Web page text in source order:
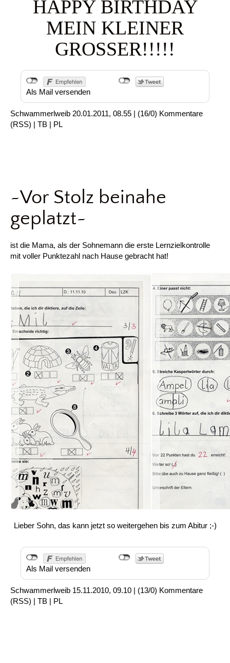
HAPPY BIRTHDAY
MEIN KLEINER
GROSSER!!!!!
Als Mail versenden
Schwammerlweib 20.01.2011, 08.55 | (16/0) Kommentare
(RSS) | TB | PL
~Vor Stolz beinahe
geplatzt~
ist die Mama, als der Sohnemann die erste Lernzielkontrolle
mit voller Punktezahl nach Hause gebracht hat!
Lieber Sohn, das kann jetzt so weitergehen bis zum Abitur ;-)
Als Mail versenden
Schwammerlweib 15.11.2010, 09.10 | (13/0) Kommentare
(RSS) | TB | PL